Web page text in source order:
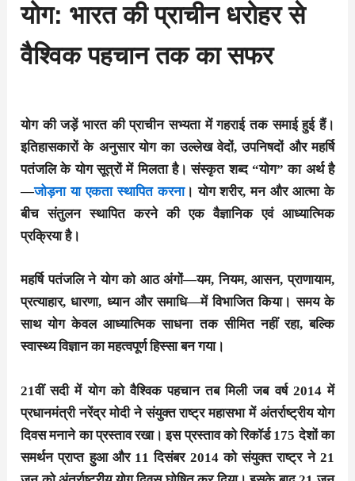
योग: भारत की प्राचीन धरोहर से
वैश्विक पहचान तक का सफर
योग की जड़ें भारत की प्राचीन सभ्यता में गहराई तक समाई हुई हैं।
इतिहासकारों के अनुसार योग का उल्लेख वेदों, उपनिषदों और महर्षि
पतंजलि के योग सूत्रों में मिलता है। संस्कृत शब्द “योग” का अर्थ है
—जोड़ना या एकता स्थापित करना। योग शरीर, मन और आत्मा के
बीच संतुलन स्थापित करने की एक वैज्ञानिक एवं आध्यात्मिक
प्रक्रिया है।
महर्षि पतंजलि ने योग को आठ अंगों—यम, नियम, आसन, प्राणायाम,
प्रत्याहार, धारणा, ध्यान और समाधि—में विभाजित किया। समय के
साथ योग केवल आध्यात्मिक साधना तक सीमित नहीं रहा, बल्कि
स्वास्थ्य विज्ञान का महत्वपूर्ण हिस्सा बन गया।
21वीं सदी में योग को वैश्विक पहचान तब मिली जब वर्ष 2014 में
प्रधानमंत्री नरेंद्र मोदी ने संयुक्त राष्ट्र महासभा में अंतर्राष्ट्रीय योग
दिवस मनाने का प्रस्ताव रखा। इस प्रस्ताव को रिकॉर्ड 175 देशों का
समर्थन प्राप्त हुआ और 11 दिसंबर 2014 को संयुक्त राष्ट्र ने 21